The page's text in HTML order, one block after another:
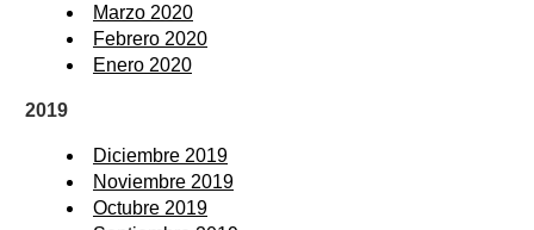
Marzo 2020
Febrero 2020
Enero 2020
2019
Diciembre 2019
Noviembre 2019
Octubre 2019